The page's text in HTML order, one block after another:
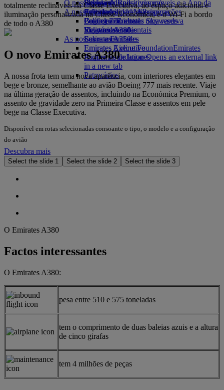
Bebidas
A nossa frota
Boeing 777
Emirates A380
Emirates A350
Emirates Executive
Esquemas de lugares
Brinquedos para crianças
Atividades para as crianças
O nosso planeta
Sustentabilidade nas operações
Política ambiental
Relatórios ambientais
As nossas comunidades
Emirates Airline FoundationEmirates
Airline Foundation Opens an external link
in a new tab
Patrocínios
Skywards Rail
Calculadora de Milhas
Login em Emirates Skywards
Skywards+
Site para dispositivos móveis e a App da
Emirates
Cancelar ou alterar uma reserva
Viagens afetadas
Sobre a Emirates
totalmente reclináveis na Classe Executiva, ao espaço adicional e
iluminação personalizada na Classe Económica, e o Wi-Fi a bordo
de todo o A380
O novo Emirates A380
A nossa frota tem uma nova aparência, com interiores elegantes em
bege e bronze, semelhante ao avião Boeing 777 mais recente. Viaje
na última geração de assentos, incluindo na Económica Premium, o
assento de gravidade zero na Primeira Classe e assentos em pele
bege na Classe Executiva.
Disponível em rotas selecionadas consoante o tipo, o modelo e a configuração
do avião
Descubra mais
Select the slide 1 Select the slide 2 Select the slide 3
O Emirates A380
Factos interessantes
O Emirates A380:
pesa entre 510 e 575 toneladas
tem o comprimento de duas baleias azuis e a altura
de cinco girafas
tem 4 milhões de peças